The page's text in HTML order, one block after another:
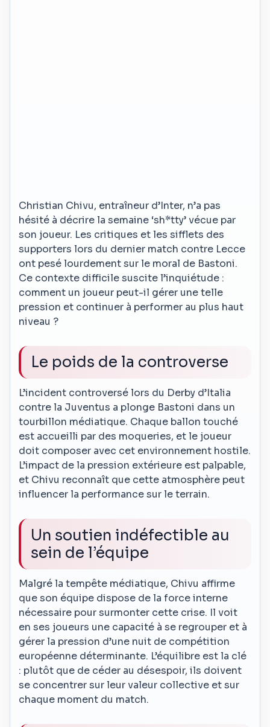
Christian Chivu, entraîneur d’Inter, n’a pas
hésité à décrire la semaine ‘sh*tty’ vécue par
son joueur. Les critiques et les sifflets des
supporters lors du dernier match contre Lecce
ont pesé lourdement sur le moral de Bastoni.
Ce contexte difficile suscite l’inquiétude :
comment un joueur peut-il gérer une telle
pression et continuer à performer au plus haut
niveau ?
Le poids de la controverse
L’incident controversé lors du Derby d’Italia
contre la Juventus a plonge Bastoni dans un
tourbillon médiatique. Chaque ballon touché
est accueilli par des moqueries, et le joueur
doit composer avec cet environnement hostile.
L’impact de la pression extérieure est palpable,
et Chivu reconnaît que cette atmosphère peut
influencer la performance sur le terrain.
Un soutien indéfectible au
sein de l’équipe
Malgré la tempête médiatique, Chivu affirme
que son équipe dispose de la force interne
nécessaire pour surmonter cette crise. Il voit
en ses joueurs une capacité à se regrouper et à
gérer la pression d’une nuit de compétition
européenne déterminante. L’équilibre est la clé
: plutôt que de céder au désespoir, ils doivent
se concentrer sur leur valeur collective et sur
chaque moment du match.